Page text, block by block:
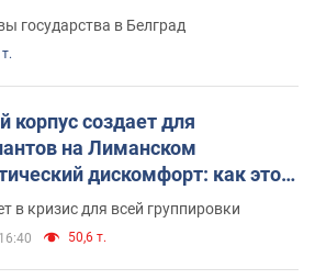
государства в Белград
корпус создает для
на Лиманском
дискомфорт: как это
в кризис для всей группировки
50,6 т.